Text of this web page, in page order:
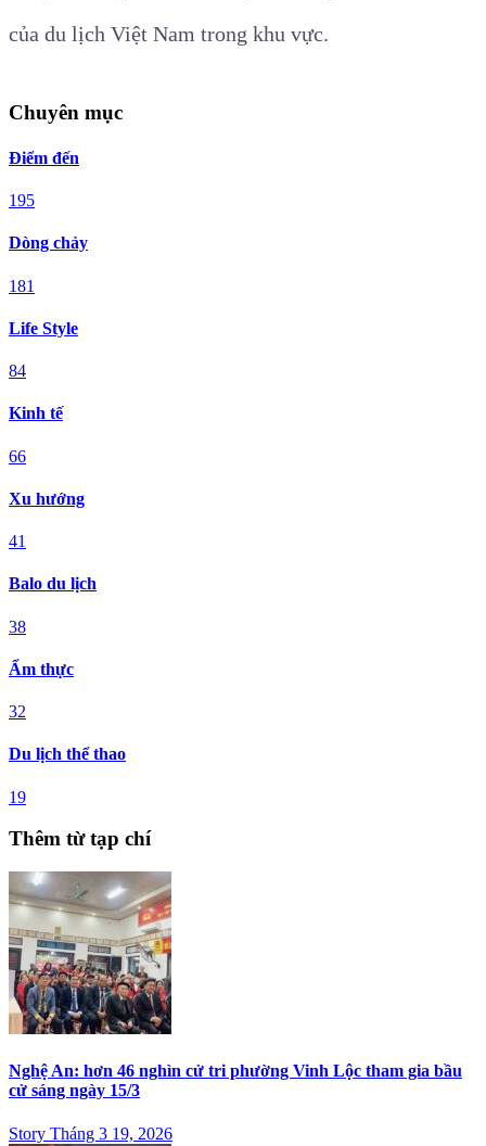
của du lịch Việt Nam trong khu vực.
Chuyên mục
Điểm đến
195
Dòng chảy
181
Life Style
84
Kinh tế
66
Xu hướng
41
Balo du lịch
38
Ẩm thực
32
Du lịch thể thao
19
Thêm từ tạp chí
Nghệ An: hơn 46 nghìn cử tri phường Vinh Lộc tham gia bầu
cử sáng ngày 15/3
Story Tháng 3 19, 2026